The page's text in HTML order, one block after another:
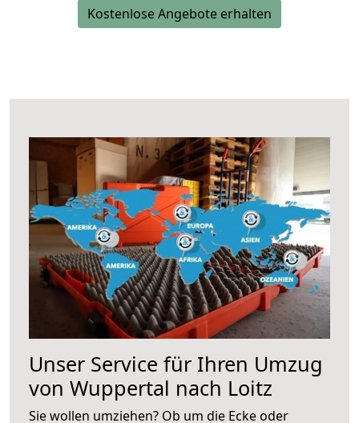
Kostenlose Angebote erhalten
Unser Service für Ihren Umzug
von Wuppertal nach Loitz
Sie wollen umziehen? Ob um die Ecke oder